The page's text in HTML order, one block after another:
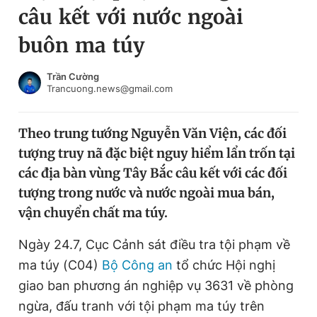
Chuyên mục khác
Chào ngày mới
Tin thị trường Tin 360
Video Magazine
Sản phẩm khác
Tiện ích Bạn cần biết
Thông tin tòa soạn Liên hệ quảng cáo
Đăng xuất
câu kết với nước ngoài
buôn ma túy
Trần Cường
Trancuong.news@gmail.com
Theo trung tướng Nguyễn Văn Viện, các đối
tượng truy nã đặc biệt nguy hiểm lẩn trốn tại
các địa bàn vùng Tây Bắc câu kết với các đối
tượng trong nước và nước ngoài mua bán,
vận chuyển chất ma túy.
Ngày 24.7, Cục Cảnh sát điều tra tội phạm về
ma túy (C04) Bộ Công an tổ chức Hội nghị
giao ban phương án nghiệp vụ 3631 về phòng
ngừa, đấu tranh với tội phạm ma túy trên